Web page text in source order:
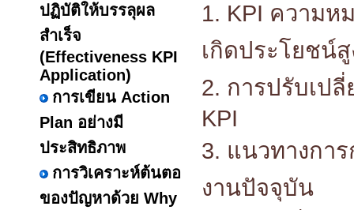
ปฏิบัติให้บรรลุผล
สำเร็จ
(Effectiveness KPI
Application)
การเขียน Action
Plan อย่างมี
ประสิทธิภาพ
การวิเคราะห์ต้นตอ
ของปัญหาด้วย Why
1. KPI ความห
เกิดประโยชน์
2. การปรับเป
KPI
3. แนวทางกา
งานปัจจุบัน